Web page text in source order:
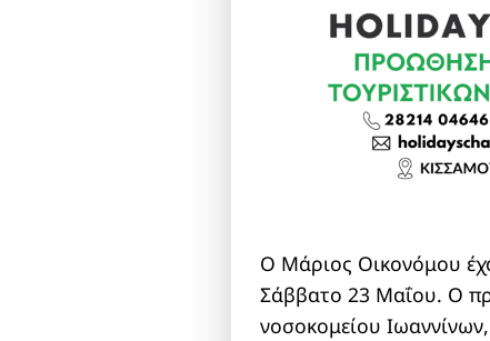
Ο Μάριος Οικονόμου
Σάββατο 23 Μαΐου. Ο
νοσοκομείου